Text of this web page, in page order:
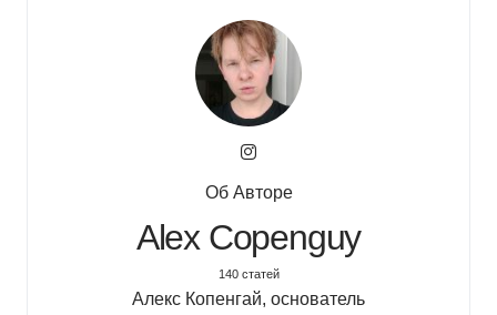
Об Авторе
Alex Copenguy
140 статей
Алекс Копенгай, основатель